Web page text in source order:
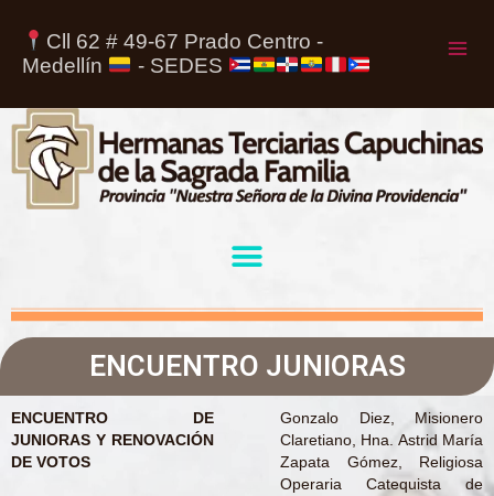
Cll 62 # 49-67 Prado Centro -
Medellín
- SEDES
ENCUENTRO JUNIORAS
ENCUENTRO DE
JUNIORAS Y RENOVACIÓN
DE VOTOS
Gonzalo Diez, Misionero
Claretiano, Hna. Astrid María
Zapata Gómez, Religiosa
Operaria Catequista de